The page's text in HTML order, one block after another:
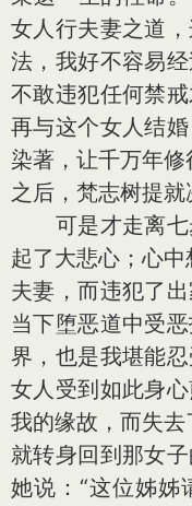
女人行夫妻之道
法，我好不容易
不敢违犯任何禁
再与这个女人结
染著，让千万年修
之后，梵志树提就
可是才走离七
起了大悲心；心
夫妻，而违犯了
当下堕恶道中受
界，也是我堪能
女人受到如此身
我的缘故，而失
就转身回到那女
她说：“这位姊姊